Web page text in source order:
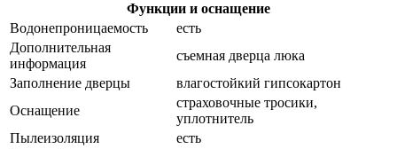
Функции и оснащение
Водонепроницаемость
есть
Дополнительная
информация
съемная дверца люка
Заполнение дверцы
влагостойкий гипсокартон
Оснащение
страховочные тросики,
уплотнитель
Пылеизоляция
есть